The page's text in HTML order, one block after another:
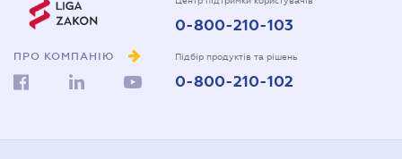
ПРО КОМПАНІЮ
0-800-210-103
Підбір продуктів та рішень
0-800-210-102